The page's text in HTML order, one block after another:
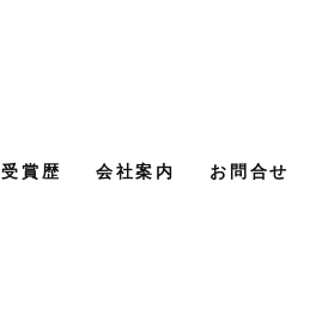
受賞歴 会社案内 お問合せ